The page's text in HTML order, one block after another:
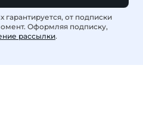
от подписки
Оформляя подписку,
рассылки.